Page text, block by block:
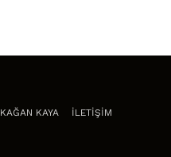
KAĞAN KAYA İLETİŞİM